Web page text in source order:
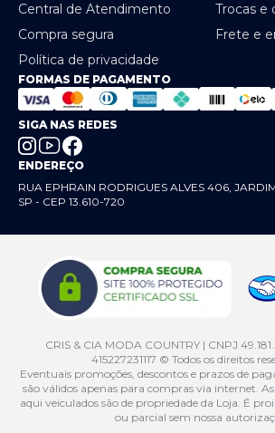
Central de Atendimento
Trocas e
Compra segura
Frete e
Política de privacidade
FORMAS DE PAGAMENTO
SIGA NAS REDES
ENDEREÇO
RUA EPHRAIN RODRIGUES ALVES 406,
SP - CEP 13.610-720
CRIS & CIA MODA COUNTRY | CNPJ
415227231117 © Todos os direitos
Eventuais promoções, descontos e prazos de
são válidos apenas para compras via internet.
aqui veiculados são de propriedade da Loja. É
ou parcial sem nossa